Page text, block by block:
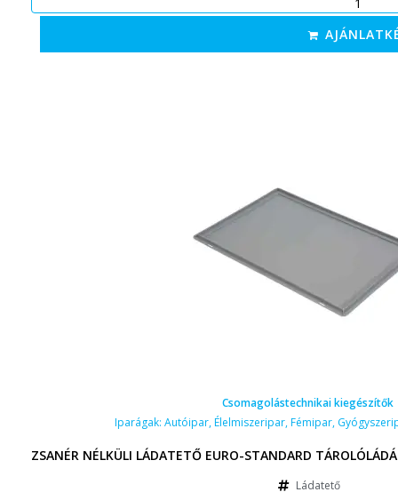
Csomagolástechnikai kiegészítők
Iparágak: Autóipar,Élelmiszeripar,Fémipar,
ZSANÉR NÉLKÜLI LÁDATETŐ EURO-STANDARD
Ládatető